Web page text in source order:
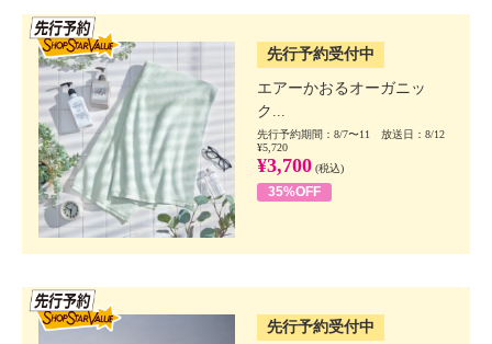
先行予約受付中
エアーかおるオーガニッ
ク...
先行予約期間：8/7〜11 放送日：8/12
¥5,720
¥3,700 (税込)
35%OFF
先行予約受付中